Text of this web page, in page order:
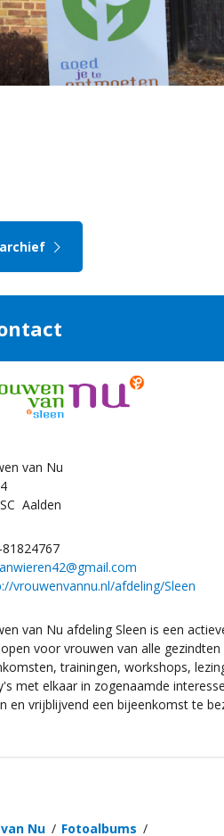
van Nu
Aalden
vrouwenvannu.nl/afdeling/Sleen
van Nu afdeling Sleen is een
voor vrouwen van alle
trainingen, workshops,
met elkaar in zogenaamde
en vrijblijvend een bijeenkomst te
Nu Fotoalbums